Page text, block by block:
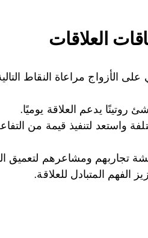
العلاقات
الأزواج مراعاة النقاط
يدعم العلاقة يوميًا.
واستعد لتنفيذ قيمة من
تجاربهم ومشاعرهم لتعميق
الفهم المتبادل للعلاقة.